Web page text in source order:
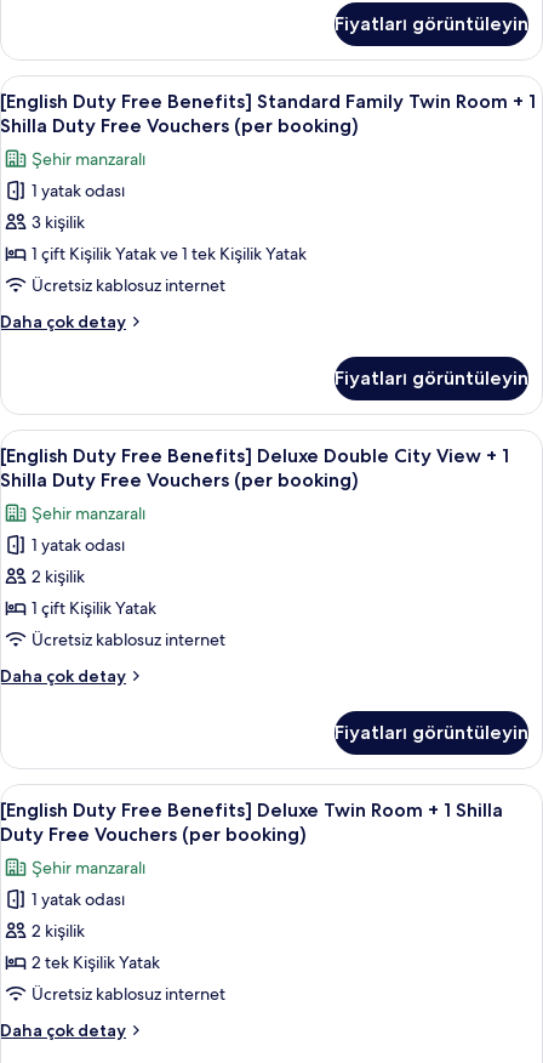
Free
Vouchers
(per
booking)
için
tüm
fotoğrafları
görün
Standard
Twin
Room
+
Shilla
Duty
Free
Vouchers
(per
hakkında
daha
fazla
Fiyatları görüntüleyin
[English
Duty
Free
Benefits]
Standard
Family
Twin
Room
+
1
Duty
Free
Vouchers
(per
booking)
için
tüm
fotoğrafları
görün
Kaliteli yatak takımı, kuştüyü yorgan,
6
[English Duty Free Benefits] Standard Family Twin Room + 1
Shilla Duty Free Vouchers (per booking)
Şehir manzaralı
1 yatak odası
3 kişilik
1 çift Kişilik Yatak ve 1 tek Kişilik Yatak
Ücretsiz kablosuz internet
Daha çok detay
[English
Standard
Family
Twin
Room
Shilla
Duty
Free
Vouchers
booking)
hakkında
daha
Fiyatları görüntüleyin
[English
Duty
Free
Benefits]
Deluxe
Double
City
View
+
1
Duty
Free
Vouchers
(per
booking)
için
tüm
fotoğrafları
görün
Kaliteli yatak takımı, kuştüyü yorgan,
6
[English Duty Free Benefits] Deluxe Double City View + 1
Shilla Duty Free Vouchers (per booking)
Şehir manzaralı
1 yatak odası
2 kişilik
1 çift Kişilik Yatak
Ücretsiz kablosuz internet
Daha çok detay
[English
Deluxe
Double
City
View
Shilla
Duty
Free
Vouchers
booking)
hakkında
daha
Fiyatları görüntüleyin
[English
Duty
Free
Benefits]
Deluxe
Twin
Room
+
1
Shilla
Kaliteli yatak takımı, kuştüyü yorgan,
6
[English Duty Free Benefits] Deluxe Twin Room + 1 Shilla
Duty Free Vouchers (per booking)
Şehir manzaralı
1 yatak odası
2 kişilik
2 tek Kişilik Yatak
Ücretsiz kablosuz internet
Daha çok detay
[English